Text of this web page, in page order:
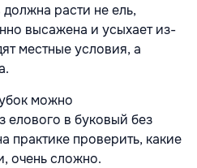
расти не ель,
высажена и усыхает из-
местные условия, а
можно
елового в буковый без
практике проверить, какие
очень сложно.